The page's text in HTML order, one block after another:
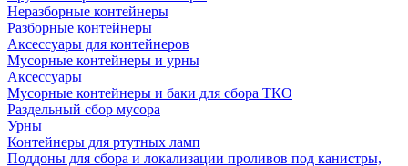
Неразборные контейнеры
Разборные контейнеры
Аксессуары для контейнеров
Мусорные контейнеры и урны
Аксессуары
Мусорные контейнеры и баки для сбора ТКО
Раздельный сбор мусора
Урны
Контейнеры для ртутных ламп
Поддоны для сбора и локализации проливов под канистры,